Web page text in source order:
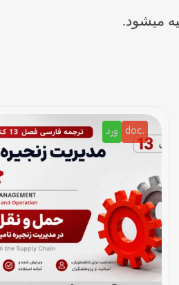
.doc ورد